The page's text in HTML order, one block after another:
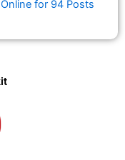
for 94 Posts